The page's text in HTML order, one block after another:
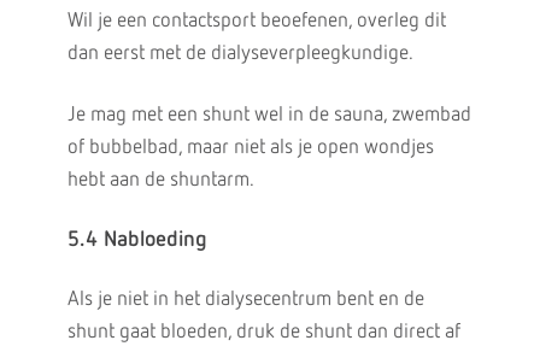
Wil je een contactsport beoefenen, overleg dit
dan eerst met de dialyseverpleegkundige.
Je mag met een shunt wel in de sauna, zwembad
of bubbelbad, maar niet als je open wondjes
hebt aan de shuntarm.
5.4 Nabloeding
Als je niet in het dialysecentrum bent en de
shunt gaat bloeden, druk de shunt dan direct af